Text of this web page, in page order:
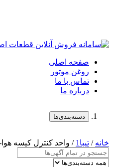
صفحه اصلی
روغن موتور
تماس با ما
درباره ما
دسته‌بندی‌ها
خانه/ تیبا1 / واحد کنترل کیسه هوا-ACU (کروز)